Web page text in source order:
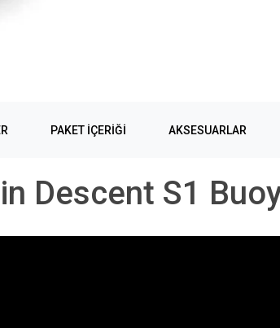
PAKET İÇERİĞİ AKSESUARLAR
Descent S1